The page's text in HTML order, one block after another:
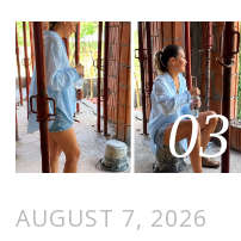
03
AUGUST 7, 2026